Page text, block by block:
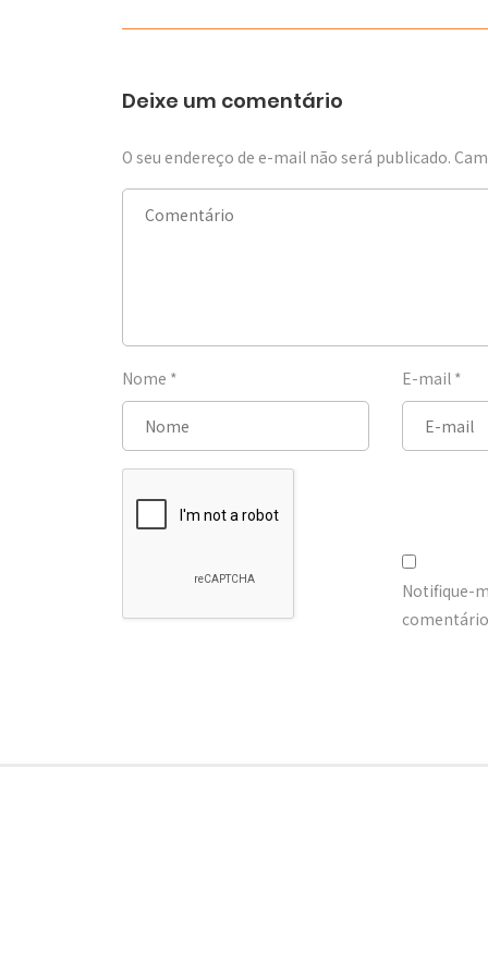
Deixe um comentário
O seu endereço de e-mail não será publicado.
Nome * E-mail *
Notifique-